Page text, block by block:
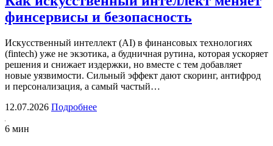
финсервисы и безопасность
Искусственный интеллект (AI) в финансовых технологиях
(fintech) уже не экзотика, а будничная рутина, которая ускоряет
решения и снижает издержки, но вместе с тем добавляет
новые уязвимости. Сильный эффект дают скоринг, антифрод
и персонализация, а самый частый…
12.07.2026 Подробнее
6 мин